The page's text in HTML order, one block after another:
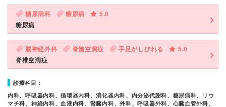
糖尿病科 糖尿病
5.0
糖尿病
脳神経外科 脊髄空洞症 手足がしびれる
5.0
脊椎空洞症
診療科目：
内科、呼吸器内科、循環器内科、消化器内科、内分泌代謝科、糖尿病科、リウ
マチ科、神経内科、血液内科、腎臓内科、外科、呼吸器外科、心臓血管外科、